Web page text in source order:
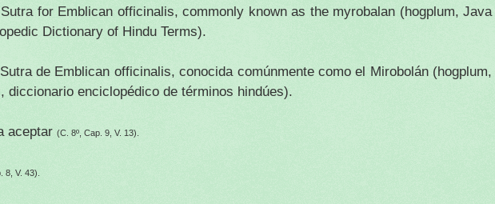
for Emblican officinalis, commonly known as the myrobalan (hogplum, Java
Dictionary of Hindu Terms).
de Emblican officinalis, conocida comúnmente como el Mirobolán (hogplum,
diccionario enciclopédico de términos hindúes).
aceptar (C. 8º, Cap. 9, V. 13).
8, V. 43).